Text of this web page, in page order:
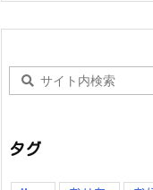
タグ